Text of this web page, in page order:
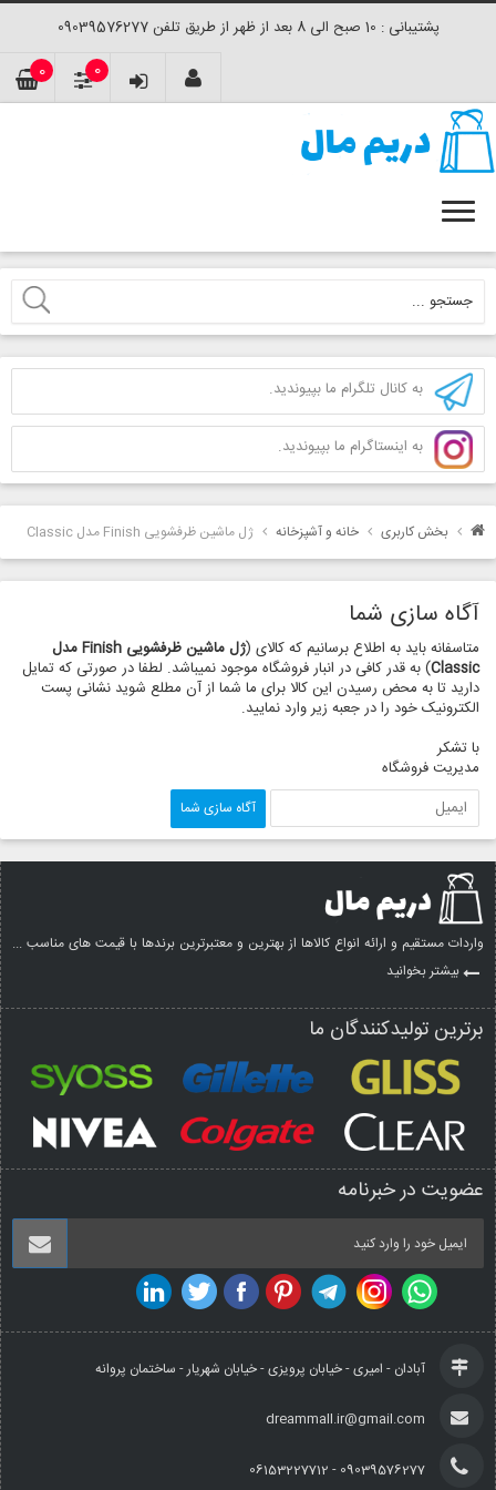
پشتیبانی : 10 صبح الی 8 بعد از ظهر از طریق تلفن 09039576277
0 0
به کانال تلگرام ما بپیوندید.
به اینستاگرام ما بپیوندید.
بخش کاربری خانه و آشپزخانه ژل ماشین ظرفشویی Finish مدل Classic
آگاه سازی شما
متاسفانه باید به اطلاع برسانیم که کالای (
ژل ماشین ظرفشویی Finish مدل
Classic) به قدر کافی در انبار فروشگاه موجود نمیباشد. لطفا در صورتی که تمایل
دارید تا به محض رسیدن این کالا برای ما شما از آن مطلع شوید نشانی پست
الکترونیک خود را در جعبه زیر وارد نمایید.
با تشکر
مدیریت فروشگاه
واردات مستقیم و ارائه انواع کالاها از بهترین و معتبرترین برندها با قیمت های مناسب ...
بیشتر بخوانید
برترین تولیدکنندگان ما
عضویت در خبرنامه
آبادان - امیری - خیابان پرویزی - خیابان شهریار - ساختمان پروانه
dreammall.ir@gmail.com
09039576277 - 06153227712